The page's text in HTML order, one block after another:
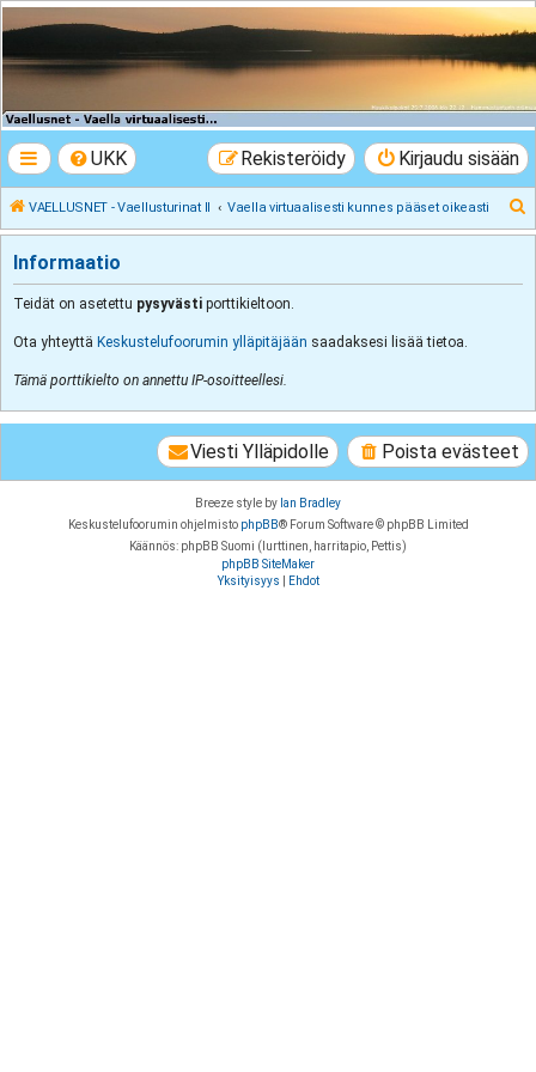
VAELLUSNET -
Vaellusturinat II
UKK Kirjaudu sisään
Rekisteröidy
VAELLUSNET - Vaellusturinat II Vaella virtuaalisesti kunnes pääset oikeasti
t
Informaatio
Teidät on asetettu pysyvästi porttikieltoon.
Ota yhteyttä Keskustelufoorumin ylläpitäjään saadaksesi lisää tietoa.
Tämä porttikielto on annettu IP-osoitteellesi.
Poista evästeet
Viesti Ylläpidolle
Breeze style by Ian Bradley
Keskustelufoorumin ohjelmisto phpBB® Forum Software © phpBB Limited
Käännös: phpBB Suomi (lurttinen, harritapio, Pettis)
phpBB SiteMaker
Yksityisyys
Ehdot